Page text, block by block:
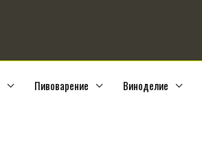
Пивоварение Виноделие